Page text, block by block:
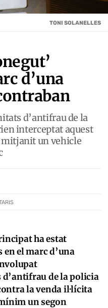
d’una
d’antifrau de la
interceptat aquest
mitjanit un vehicle
TONI SOLANELLES
ha estat
el marc d’una
de la policia
la venda il·lícita
un segon